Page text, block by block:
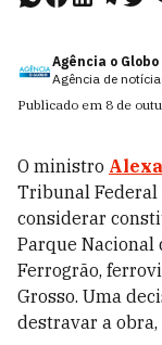
Agência o Globo
Agência de
Publicado em 8 de
O ministro
Tribunal Federal
considerar
Parque Nacional
Ferrogrão,
Grosso. Uma
destravar a